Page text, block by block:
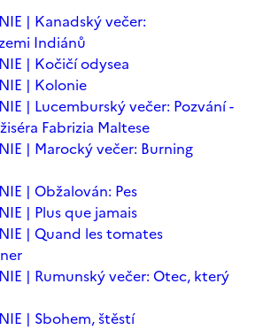
| Kanadský večer:
Indiánů
| Kočičí odysea
| Kolonie
| Lucemburský večer: Pozvání -
Fabrizia Maltese
| Marocký večer: Burning
| Obžalován: Pes
| Plus que jamais
| Quand les tomates
| Rumunský večer: Otec, který
| Sbohem, štěstí